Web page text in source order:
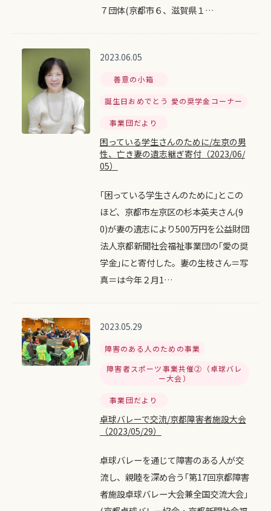
７団体(京都市６、滋賀県１…
2023.06.05
善意の小箱
誕生日おめでとう 愛の奨学金コーナー
事業団だより
困っている学生さんのために/左京の男
性、亡き妻の遺志継ぎ寄付（2023/06/
05）
｢困っている学生さんのために｣とこの
ほど、京都市左京区の杉本英夫さん(9
0)が妻の遺志により500万円を公益財団
法人京都新聞社会福祉事業団の｢愛の奨
学金｣にと寄付した。妻の生枝さん＝写
真＝は今年２月1…
2023.05.29
障害のある人のための事業
障害者スポーツ事業共催②（卓球バレ
ー大会）
事業団だより
卓球バレーで交流/京都障害者施設大会
（2023/05/29）
卓球バレーを通じて障害のある人が交
流し、親睦を深め合う｢第17回京都障害
者施設卓球バレー大会兼全国交流大会｣